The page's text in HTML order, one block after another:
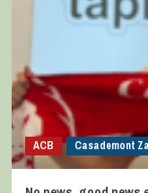
ACB Casademont